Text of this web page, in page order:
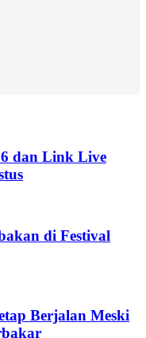
dan Link Live
di Festival
Berjalan Meski